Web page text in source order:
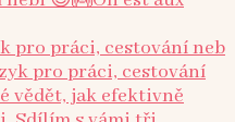
pro práci, cestování neb